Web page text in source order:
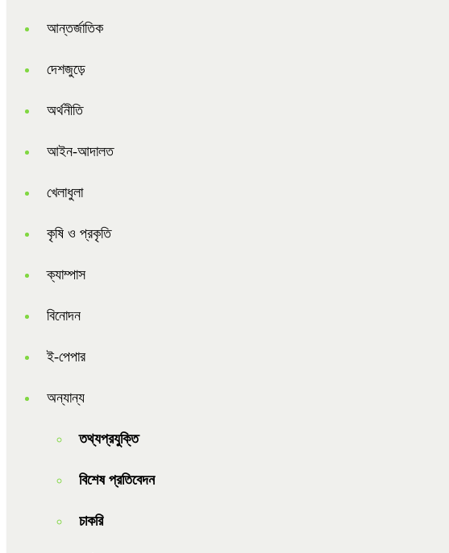
আন্তর্জাতিক
দেশজুড়ে
অর্থনীতি
আইন-আদালত
খেলাধুলা
কৃষি ও প্রকৃতি
ক্যাম্পাস
বিনোদন
ই-পেপার
অন্যান্য
তথ্যপ্রযুক্তি
বিশেষ প্রতিবেদন
চাকরি